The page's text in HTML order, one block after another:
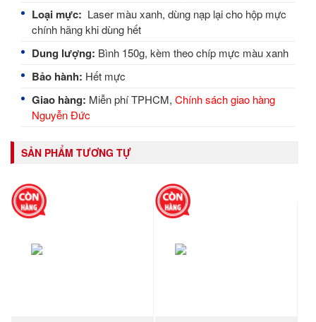
Loại mực: Laser màu xanh, dùng nạp lại cho hộp mực
chính hãng khi dùng hết
Dung lượng: Bình 150g, kèm theo chíp mực màu xanh
Bảo hành: Hết mực
Giao hàng: Miễn phí TPHCM, Chính sách giao hàng
Nguyễn Đức
SẢN PHẨM TƯƠNG TỰ